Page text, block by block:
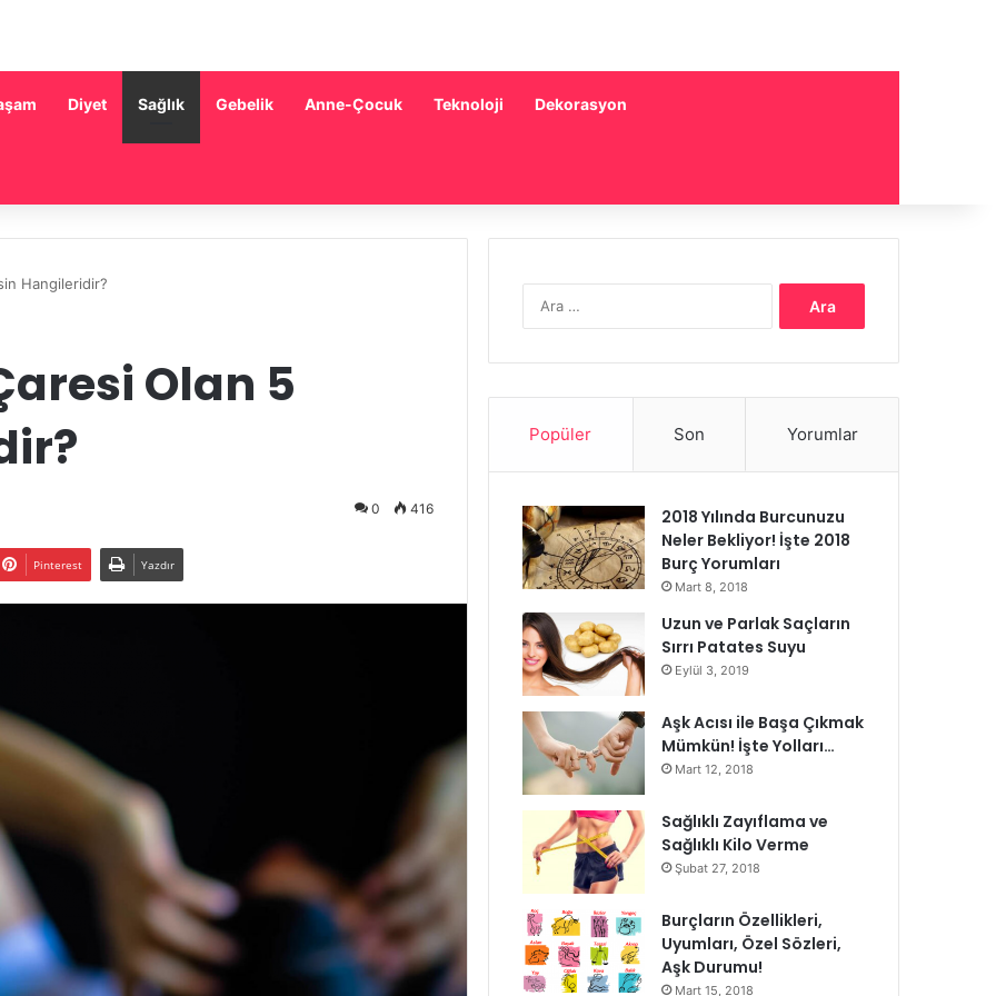
Diyet Sağlık Gebelik Anne-Çocuk Teknoloji Dekorasyon
Hangileridir?
Olan 5
0 416
Pinterest Yazdır
Popüler Son Yorumlar
2018 Yılında Burcunuzu
Neler Bekliyor! İşte 2018
Burç Yorumları
Mart 8, 2018
Uzun ve Parlak Saçların
Sırrı Patates Suyu
Eylül 3, 2019
Aşk Acısı ile Başa Çıkmak
Mümkün! İşte Yolları…
Mart 12, 2018
Sağlıklı Zayıflama ve
Sağlıklı Kilo Verme
Şubat 27, 2018
Burçların Özellikleri,
Uyumları, Özel Sözleri,
Aşk Durumu!
Mart 15, 2018